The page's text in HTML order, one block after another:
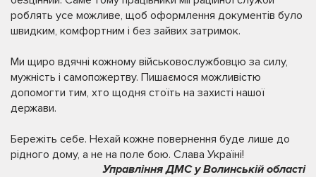
роблять усе можливе, щоб оформлення документів було
швидким, комфортним і без зайвих затримок.
Ми щиро вдячні кожному військовослужбовцю за силу,
мужність і самопожертву. Пишаємося можливістю
допомогти тим, хто щодня стоїть на захисті нашої
держави.
Бережіть себе. Нехай кожне повернення буде лише до
рідного дому, а не на поле бою. Слава Україні!
Управління ДМС у Волинській області